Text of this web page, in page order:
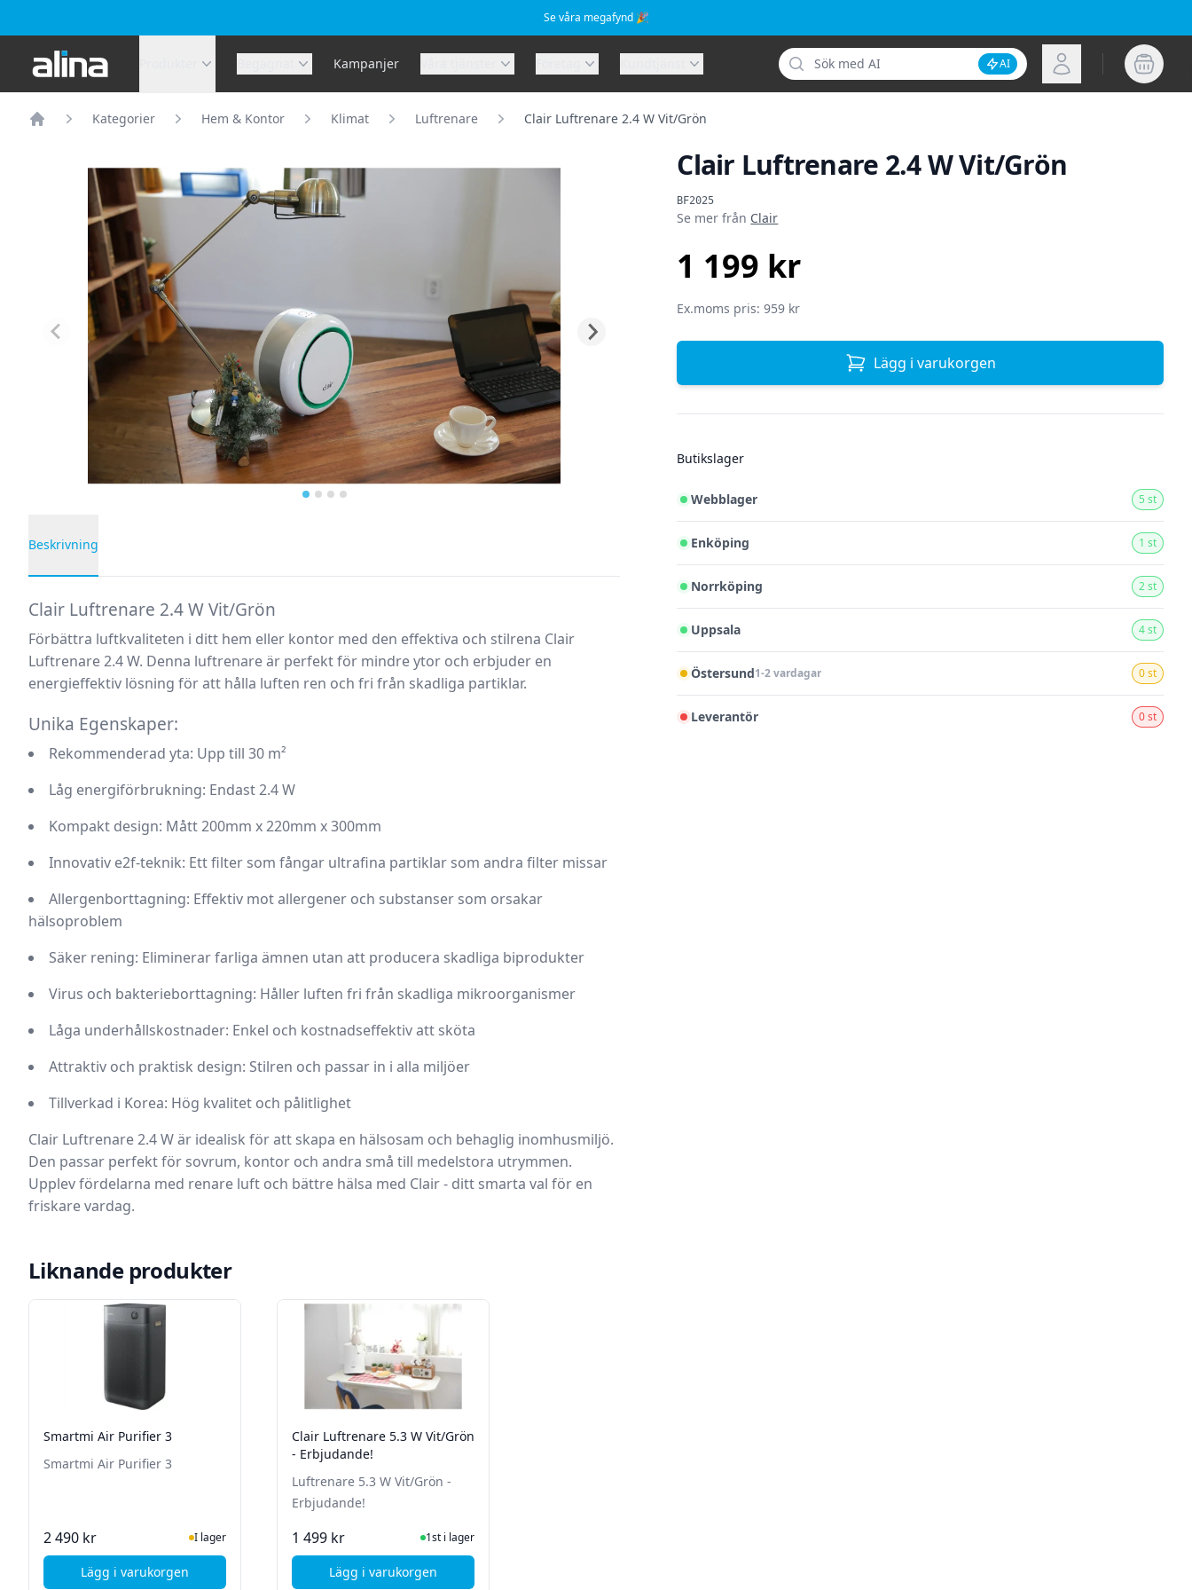
Se våra megafynd 🎉
Alina.se Kampanjer
Sök
Inaktivera AI-sökning
AI Logga in
Kategorier Hem & Kontor Klimat Luftrenare Clair Luftrenare 2.4 W Vit/Grön
Clair Luftrenare 2.4 W Vit/Grön
BF2025
Produktinformation
Se mer från Clair
1 199 kr
Ex.moms pris: 959 kr
Lägg i varukorgen
Butikslager
Webblager 5 st
Enköping 1 st
Norrköping 2 st
Uppsala 4 st
Östersund1-2 vardagar 0 st
Leverantör 0 st
Beskrivning
Clair Luftrenare 2.4 W Vit/Grön
Förbättra luftkvaliteten i ditt hem eller kontor med den effektiva och stilrena Clair
Luftrenare 2.4 W. Denna luftrenare är perfekt för mindre ytor och erbjuder en
energieffektiv lösning för att hålla luften ren och fri från skadliga partiklar.
Unika Egenskaper:
Rekommenderad yta: Upp till 30 m²
Låg energiförbrukning: Endast 2.4 W
Kompakt design: Mått 200mm x 220mm x 300mm
Innovativ e2f-teknik: Ett filter som fångar ultrafina partiklar som andra filter missar
Allergenborttagning: Effektiv mot allergener och substanser som orsakar
hälsoproblem
Säker rening: Eliminerar farliga ämnen utan att producera skadliga biprodukter
Virus och bakterieborttagning: Håller luften fri från skadliga mikroorganismer
Låga underhållskostnader: Enkel och kostnadseffektiv att sköta
Attraktiv och praktisk design: Stilren och passar in i alla miljöer
Tillverkad i Korea: Hög kvalitet och pålitlighet
Clair Luftrenare 2.4 W är idealisk för att skapa en hälsosam och behaglig inomhusmiljö.
Den passar perfekt för sovrum, kontor och andra små till medelstora utrymmen.
Upplev fördelarna med renare luft och bättre hälsa med Clair - ditt smarta val för en
friskare vardag.
Liknande produkter
Smartmi Air Purifier 3
Smartmi Air Purifier 3
2 490 kr I lager
Lägg i varukorgen, Smartmi Air Purifier 3
Clair Luftrenare 5.3 W Vit/Grön
- Erbjudande!
Luftrenare 5.3 W Vit/Grön -
Erbjudande!
1 499 kr I Lager1st i lager
Lägg i varukorgen, Clair Luftrenare 5.3 W Vit/Grön - Erbjudande!